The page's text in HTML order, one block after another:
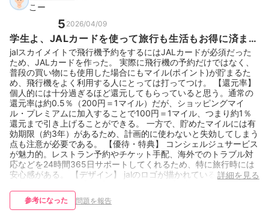
こー
5 2026/04/09
学生よ、JALカードを使って旅行も生活もお得に済ませ
よう！
jalスカイメイトで飛行機予約をするにはJALカードが必須だった
ため、JALカードを作った。 実際に飛行機の予約だけではなく、
普段の買い物にも使用した場合にもマイル(ポイント)が貯まるた
め、飛行機をよく利用する人にとっては打ってつけ。 【還元率】
個人的には十分過ぎるほど還元してもらっていると思う。通常の
還元率は約0.5％（200円＝1マイル）だが、ショッピングマイ
ル・プレミアムに加入することで100円＝1マイル、つまり約1％
還元まで引き上げることができる。 一方で、貯めたマイルには有
効期限（約3年）があるため、計画的に使わないと失効してしまう
点も注意が必要である。 【優待・特典】 コンシェルジュサービス
が魅力的。レストラン予約やチケット手配、海外でのトラブル対
応などを24時間365日サポートしてくれるため、特に旅行時には
安心感がある。 【デザイン】 jalのロゴが描かれているため、すぐ
ーズに利用できている。 【基本情報】 職業：学生 利用期間：半
年未満 主な利用シーン：交通費 月間利用額：1～3万円未満 重要
詳細を見る
参考になった 問題を報告